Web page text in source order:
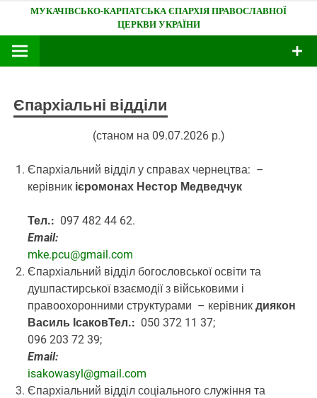
content
Мукачівсько-Карпатська єпархія
Єпархіальні відділи
(станом на 09.07.2026 р.)
Єпархіальний відділ у справах чернецтва: –
керівник ієромонах Нестор Медведчук
Тел.: 097 482 44 62.
Email:
mke.pcu@gmail.com
Єпархіальний відділ богословської освіти та
душпастирської взаємодії з військовими і
правоохоронними структурами – керівник диякон
Василь ІсаковТел.: 050 372 11 37;
096 203 72 39;
Email:
isakowasyl@gmail.com
Єпархіальний відділ соціального служіння та